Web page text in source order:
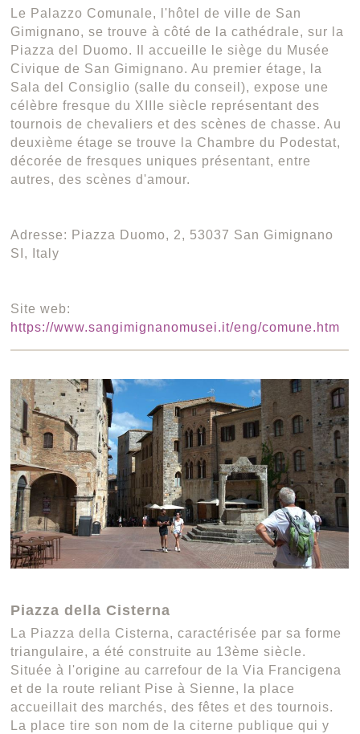
Le Palazzo Comunale, l'hôtel de ville de San
Gimignano, se trouve à côté de la cathédrale, sur la
Piazza del Duomo. Il accueille le siège du Musée
Civique de San Gimignano. Au premier étage, la
Sala del Consiglio (salle du conseil), expose une
célèbre fresque du XIIIe siècle représentant des
tournois de chevaliers et des scènes de chasse. Au
deuxième étage se trouve la Chambre du Podestat,
décorée de fresques uniques présentant, entre
autres, des scènes d'amour.
Adresse: Piazza Duomo, 2, 53037 San Gimignano
SI, Italy
Site web:
https://www.sangimignanomusei.it/eng/comune.htm
Piazza della Cisterna
La Piazza della Cisterna, caractérisée par sa forme
triangulaire, a été construite au 13ème siècle.
Située à l'origine au carrefour de la Via Francigena
et de la route reliant Pise à Sienne, la place
accueillait des marchés, des fêtes et des tournois.
La place tire son nom de la citerne publique qui y